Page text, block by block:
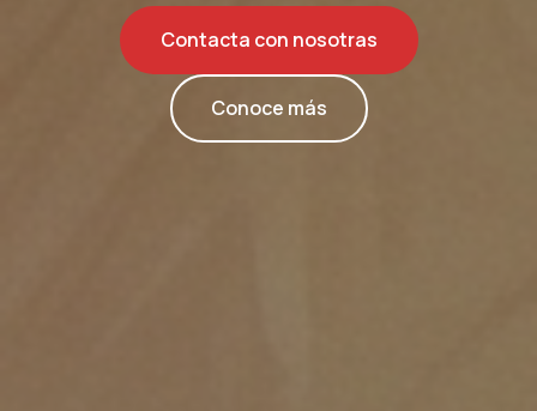
Contacta con nosotras
Conoce más